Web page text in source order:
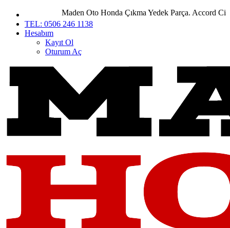
Maden Oto Honda Çıkma Yedek Parça. Accord City
TEL: 0506 246 1138
Hesabım
Kayıt Ol
Oturum Aç